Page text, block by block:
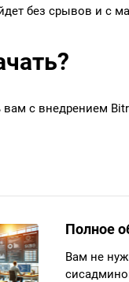
без срывов и с
с внедрением
Полное
Вам не